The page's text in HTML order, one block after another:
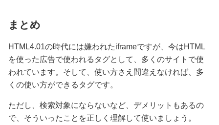
まとめ
HTML4.01の時代には嫌われたiframeですが、今はHTML
を使った広告で使われるタグとして、多くのサイトで使
われています。そして、使い方さえ間違えなければ、多
くの使い方ができるタグです。
ただし、検索対象にならないなど、デメリットもあるの
で、そういったことを正しく理解して使いましょう。